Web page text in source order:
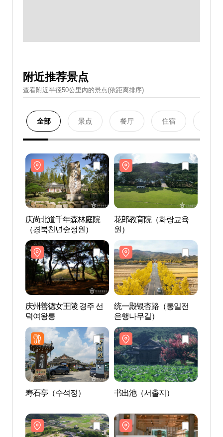
附近推荐景点
查看附近半径50公里內的景点(依距离排序)
全部 景点 餐厅 住宿
庆尚北道千年森林庭院
（경북천년숲정원）
花郎教育院（화랑교육
원）
庆州善德女王陵 경주 선
덕여왕릉
统一殿银杏路（통일전
은행나무길）
寿石亭（수석정） 书出池（서출지）